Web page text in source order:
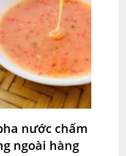
nước chấm
ngoài hàng